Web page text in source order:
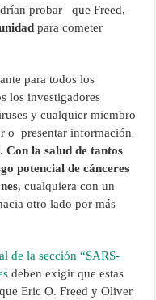
probar que Freed,
para cometer
para todos los
los investigadores
y cualquier miembro
o presentar información
Con la salud de tantos
potencial de cánceres
, cualquiera con un
otro lado por más
de la sección “SARS-
deben exigir que estas
Eric O. Freed y Oliver